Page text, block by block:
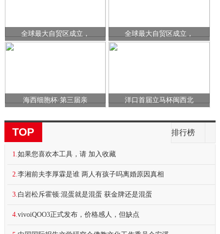
全球最大自贸区成立， 全球最大自贸区成立，
海西细胞杯·第三届亲 洋口首届立马杯闽西北
TOP 排行榜
1.如果您喜欢本工具，请 加入收藏
2.李湘前夫李厚霖是谁 两人有孩子吗离婚原因真相
3.白岩松斥霍顿:混蛋就是混蛋 获金牌还是混蛋
4.vivoiQOO3正式发布，价格感人，但缺点